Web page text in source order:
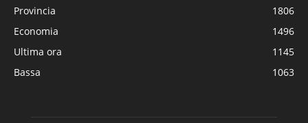
Provincia
1806
Economia
1496
Ultima ora
1145
Bassa
1063